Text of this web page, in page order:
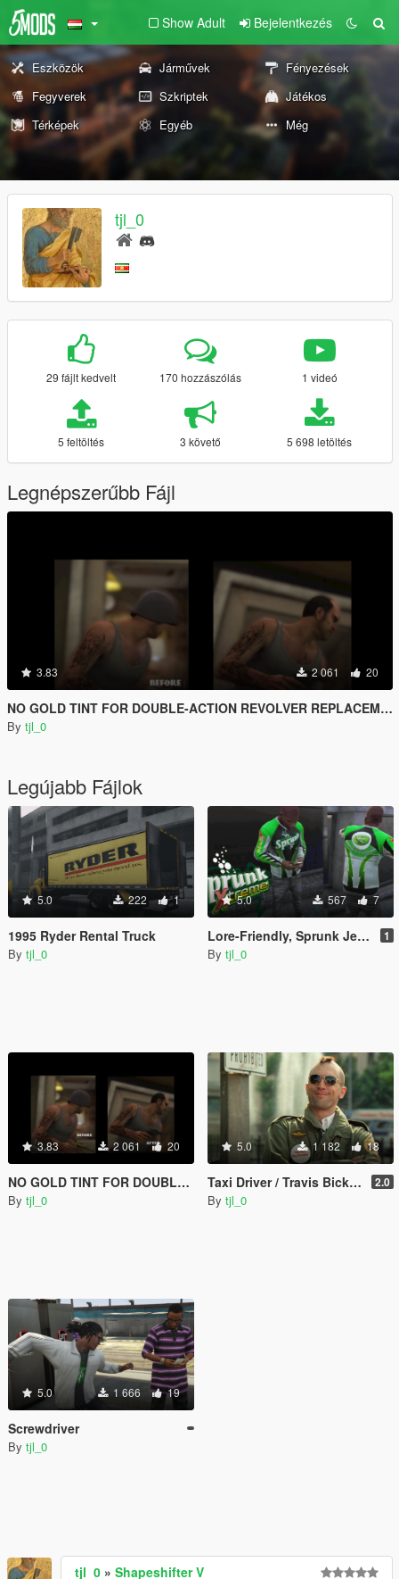
Show Adult Bejelentkezés
Eszközök Járművek
Fényezések
Fegyverek
Szkriptek
Játékos
Térképek
Egyéb Még
tjl_0
29 fájlt kedvelt 170 hozzászólás 1 videó
5 feltöltés 3 követő 5 698 letöltés
Legnépszerűbb Fájl
3.83 2 061 20
NO GOLD TINT FOR DOUBLE-ACTION REVOLVER REPLACEMENT
By tjl_0
Legújabb Fájlok
5.0 222 1
1995 Ryder Rental Truck
By tjl_0
5.0 567 7
Lore-Friendly, Sprunk Jersey 1
By tjl_0
3.83 2 061 20
NO GOLD TINT FOR DOUBLE-ACTION REVOLVER REPLACEMENT
By tjl_0
5.0 1 182 18
Taxi Driver / Travis Bickle Army Jacket + Mohawk 2.0
By tjl_0
5.0 1 666 19
Screwdriver
By tjl_0
tjl_0 » Shapeshifter V